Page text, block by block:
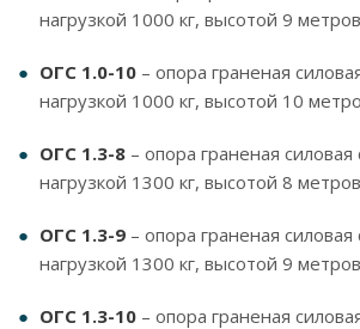
нагрузкой 1000 кг, высотой 9 метров
ОГС 1.0-10 – опора граненая
нагрузкой 1000 кг, высотой 10
ОГС 1.3-8 – опора граненая
нагрузкой 1300 кг, высотой 8 метров
ОГС 1.3-9 – опора граненая
нагрузкой 1300 кг, высотой 9 метров
ОГС 1.3-10 – опора граненая